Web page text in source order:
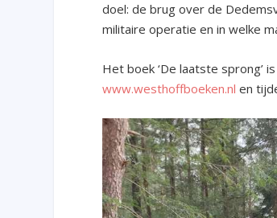
doel: de brug over de
militaire operatie en in welke
Het boek ‘De laatste sprong’
www.westhoffboeken.nl en